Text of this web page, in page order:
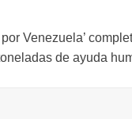
por Venezuela’
de ayuda